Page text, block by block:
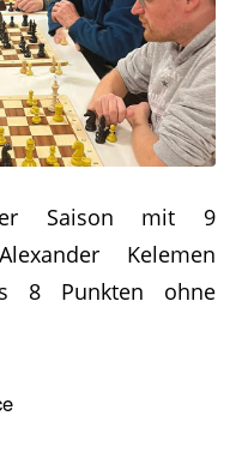
Saison mit 9
Kelemen
8 Punkten ohne